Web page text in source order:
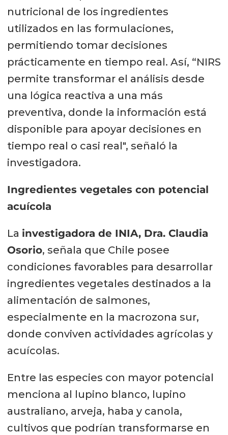
nutricional de los ingredientes
utilizados en las formulaciones,
permitiendo tomar decisiones
prácticamente en tiempo real. Así, “NIRS
permite transformar el análisis desde
una lógica reactiva a una más
preventiva, donde la información está
disponible para apoyar decisiones en
tiempo real o casi real", señaló la
investigadora.
Ingredientes vegetales con potencial
acuícola
La investigadora de INIA, Dra. Claudia
Osorio, señala que Chile posee
condiciones favorables para desarrollar
ingredientes vegetales destinados a la
alimentación de salmones,
especialmente en la macrozona sur,
donde conviven actividades agrícolas y
acuícolas.
Entre las especies con mayor potencial
menciona al lupino blanco, lupino
australiano, arveja, haba y canola,
cultivos que podrían transformarse en